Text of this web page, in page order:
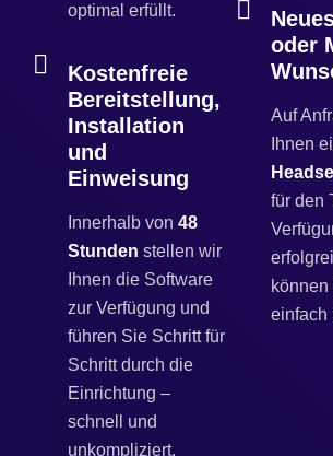
optimal erfüllt.
Kostenfreie
Bereitstellung,
Installation
und
Einweisung
Innerhalb von48
Stunden stellen wir
Ihnen die Software
zur Verfügung und
führen Sie Schritt für
Schritt durch die
Einrichtung –
schnell und
unkompliziert.
oder
Auf
Ihnen
für den
einfach